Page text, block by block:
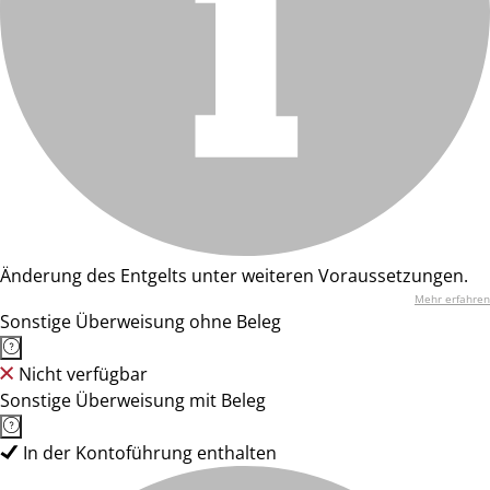
Änderung des Entgelts unter weiteren Voraussetzungen.
Mehr erfahren
Sonstige Überweisung ohne Beleg
Nicht verfügbar
Sonstige Überweisung mit Beleg
In der Kontoführung enthalten